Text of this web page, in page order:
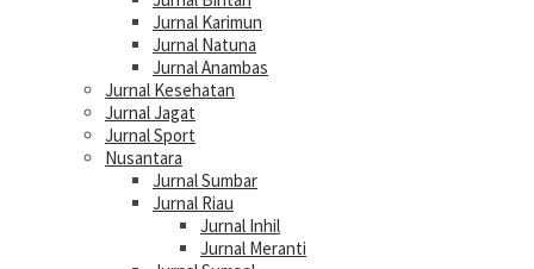
Jurnal Karimun
Jurnal Natuna
Jurnal Anambas
Jurnal Kesehatan
Jurnal Jagat
Jurnal Sport
Nusantara
Jurnal Sumbar
Jurnal Riau
Jurnal Inhil
Jurnal Meranti